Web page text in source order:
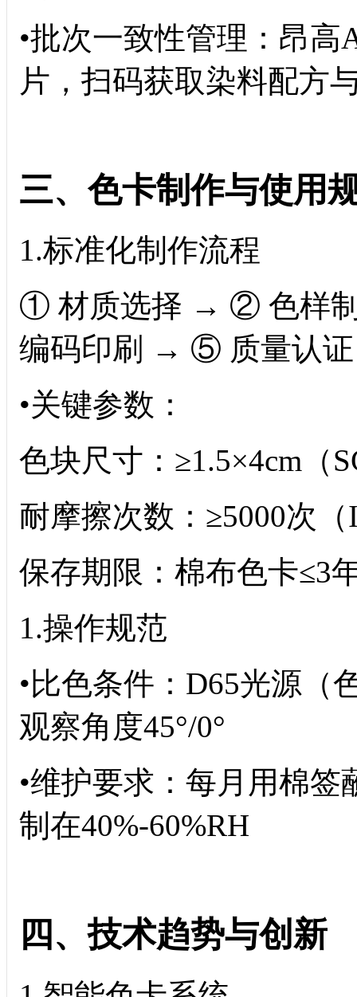
•批次一致性管理：昂
片，扫码获取染料配方
三、色卡制作与使用
1.标准化制作流程
① 材质选择 → ② 色样
编码印刷 → ⑤ 质量认证
•关键参数：
色块尺寸：≥1.5×4cm（
耐摩擦次数：≥5000次
保存期限：棉布色卡≤3
1.操作规范
•比色条件：D65光源（
观察角度45°/0°
•维护要求：每月用棉
制在40%-60%RH
四、技术趋势与创新